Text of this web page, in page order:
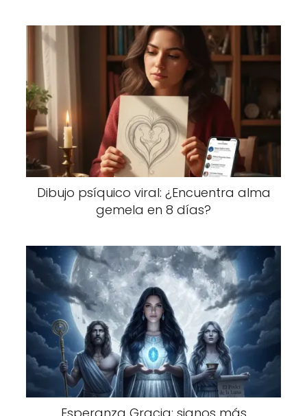
Dibujo psíquico viral: ¿Encuentra alma
gemela en 8 días?